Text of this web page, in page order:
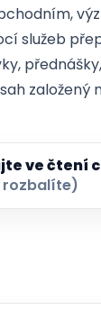
služeb
založený
ve čtení